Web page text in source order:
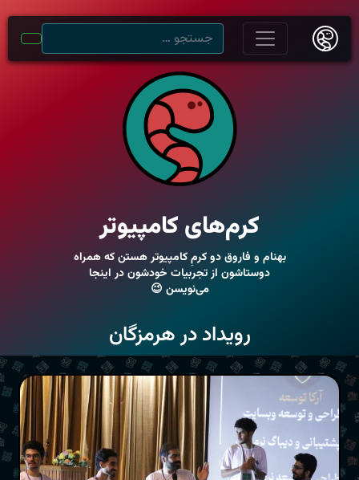
کرم‌های کامپیوتر
بهنام و فاروق دو کرمِ کامپیوتر هستن که همراه
دوستاشون از تجربیات خودشون در اینجا
می‌نویسن 😉
رویداد در هرمزگان